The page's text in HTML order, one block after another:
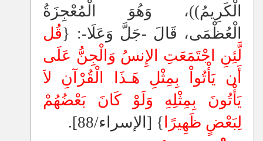
الْكَرِيمُ))، وَهُوَ الْمُعْجِزَةُ
الْعُظْمَى، قَالَ -جَلَّ وَعَلَا-: {قُل
لَّئِنِ اجْتَمَعَتِ الإِنسُ وَالْجِنُّ عَلَى
أَن يَأْتُواْ بِمِثْلِ هَـذَا الْقُرْآنِ لاَ
يَأْتُونَ بِمِثْلِهِ وَلَوْ كَانَ بَعْضُهُمْ
لِبَعْضٍ ظَهِيرًا ‏}‏ ‏[‏الإسراء/88‏]‏‏.‏